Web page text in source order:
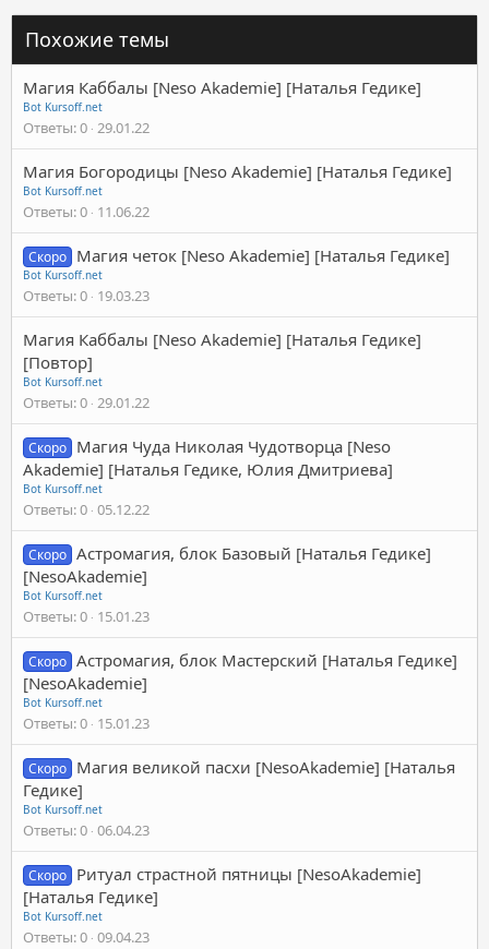
Похожие темы
Магия Каббалы [Neso Akademie] [Наталья Гедике]
Bot Kursoff.net
Ответы 0 29.01.22
Магия Богородицы [Neso Akademie] [Наталья Гедике]
Bot Kursoff.net
Ответы 0 11.06.22
Скоро Магия четок [Neso Akademie] [Наталья Гедике]
Bot Kursoff.net
Ответы 0 19.03.23
Магия Каббалы [Neso Akademie] [Наталья Гедике]
[Повтор]
Bot Kursoff.net
Ответы 0 29.01.22
Скоро Магия Чуда Николая Чудотворца [Neso
Akademie] [Наталья Гедике, Юлия Дмитриева]
Bot Kursoff.net
Ответы 0 05.12.22
Скоро Астромагия, блок Базовый [Наталья Гедике]
[NesoAkademie]
Bot Kursoff.net
Ответы 0 15.01.23
Скоро Астромагия, блок Мастерский [Наталья Гедике]
[NesoAkademie]
Bot Kursoff.net
Ответы 0 15.01.23
Скоро Магия великой пасхи [NesoAkademie] [Наталья
Гедике]
Bot Kursoff.net
Ответы 0 06.04.23
Скоро Ритуал страстной пятницы [NesoAkademie]
[Наталья Гедике]
Bot Kursoff.net
Ответы 0 09.04.23